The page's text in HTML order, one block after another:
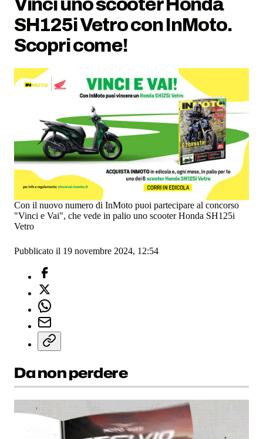
Vinci uno scooter Honda
SH125i Vetro con InMoto.
Scopri come!
Con il nuovo numero di InMoto puoi partecipare al concorso
"Vinci e Vai", che vede in palio uno scooter Honda SH125i
Vetro
Pubblicato il 19 novembre 2024, 12:54
Da non perdere